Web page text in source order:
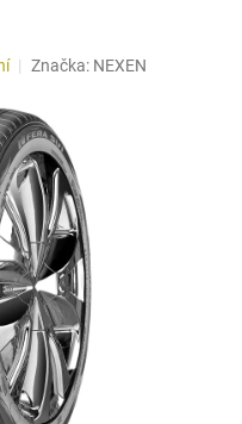
Značka: NEXEN